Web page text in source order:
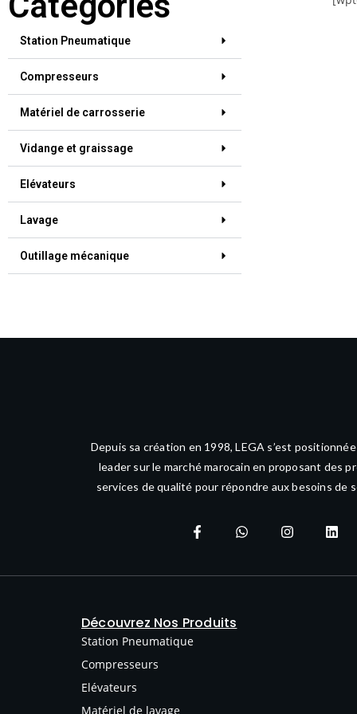
Station Pneumatique
Compresseurs
Matériel de carrosserie
Vidange et graissage
Elévateurs
Lavage
Outillage mécanique
Depuis sa création en 1998, LEGA s’est
leader sur le marché marocain en proposant des
services de qualité pour répondre aux besoins de
Découvrez Nos Produits
Station Pneumatique
Compresseurs
Elévateurs
Matériel de lavage